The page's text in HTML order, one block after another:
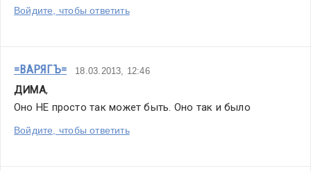
Войдите, чтобы ответить
=ВАРЯГЪ= 18.03.2013, 12:46
ДИМА,
Оно НЕ просто так может быть. Оно так и было
Войдите, чтобы ответить